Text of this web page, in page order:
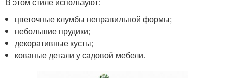
цветочные клумбы неправильной формы;
небольшие прудики;
декоративные кусты;
кованые детали у садовой мебели.